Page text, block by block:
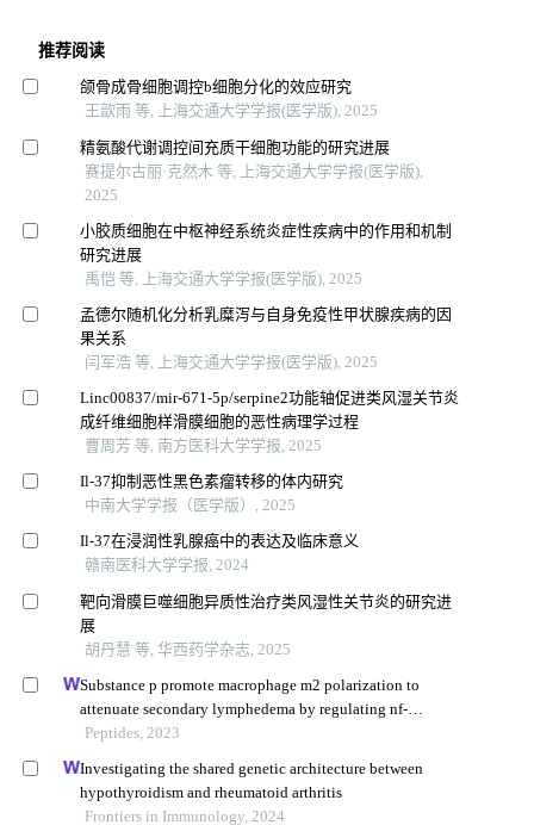
推荐阅读
颌骨成骨细胞调控b细胞分化的效应研究
王歆雨 等, 上海交通大学学报(医学版), 2025
精氨酸代谢调控间充质干细胞功能的研究进展
赛提尔古丽·克然木 等, 上海交通大学学报(医学版),
2025
小胶质细胞在中枢神经系统炎症性疾病中的作用和机制
研究进展
禹恺 等, 上海交通大学学报(医学版), 2025
孟德尔随机化分析乳糜泻与自身免疫性甲状腺疾病的因
果关系
闫军浩 等, 上海交通大学学报(医学版), 2025
Linc00837/mir-671-5p/serpine2功能轴促进类风湿关节炎
成纤维细胞样滑膜细胞的恶性病理学过程
曹周芳 等, 南方医科大学学报, 2025
Il-37抑制恶性黑色素瘤转移的体内研究
中南大学学报（医学版）, 2025
Il-37在浸润性乳腺癌中的表达及临床意义
赣南医科大学学报, 2024
靶向滑膜巨噬细胞异质性治疗类风湿性关节炎的研究进
展
胡丹慧 等, 华西药学杂志, 2025
Substance p promote macrophage m2 polarization to
attenuate secondary lymphedema by regulating nf-
kb/nlrp3 signaling pathway
Peptides, 2023
Investigating the shared genetic architecture between
hypothyroidism and rheumatoid arthritis
Frontiers in Immunology, 2024